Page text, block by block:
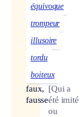
équivoque
trompeur
illusoire
tordu
boiteux
faux,
fausse
[Qui a
été imité
ou